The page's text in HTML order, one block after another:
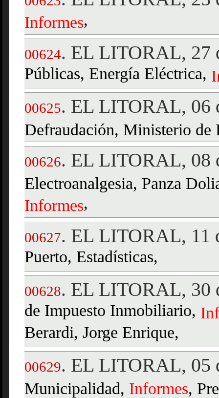
Informes,
00624. EL LITORAL, 27
Públicas, Energía Eléctrica,
00625. EL LITORAL, 06
Defraudación, Ministerio de
00626. EL LITORAL, 08
Electroanalgesia, Panza
Informes,
00627. EL LITORAL, 11
Puerto, Estadísticas,
00628. EL LITORAL, 30
de Impuesto Inmobiliario,
Berardi, Jorge Enrique,
00629. EL LITORAL, 05
Municipalidad, Informes,